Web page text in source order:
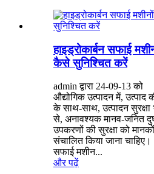
हाइड्रोकार्बन सफाई
कैसे सुनिश्चित करें
admin द्वारा 24-09-13 को
औद्योगिक उत्पादन में, उत्पाद
के साथ-साथ, उत्पादन सुरक्षा
से, अनावश्यक मानव-जनित
उपकरणों की सुरक्षा को
संचालित किया जाना चाहिए।
सफाई मशीन...
और पढ़ें